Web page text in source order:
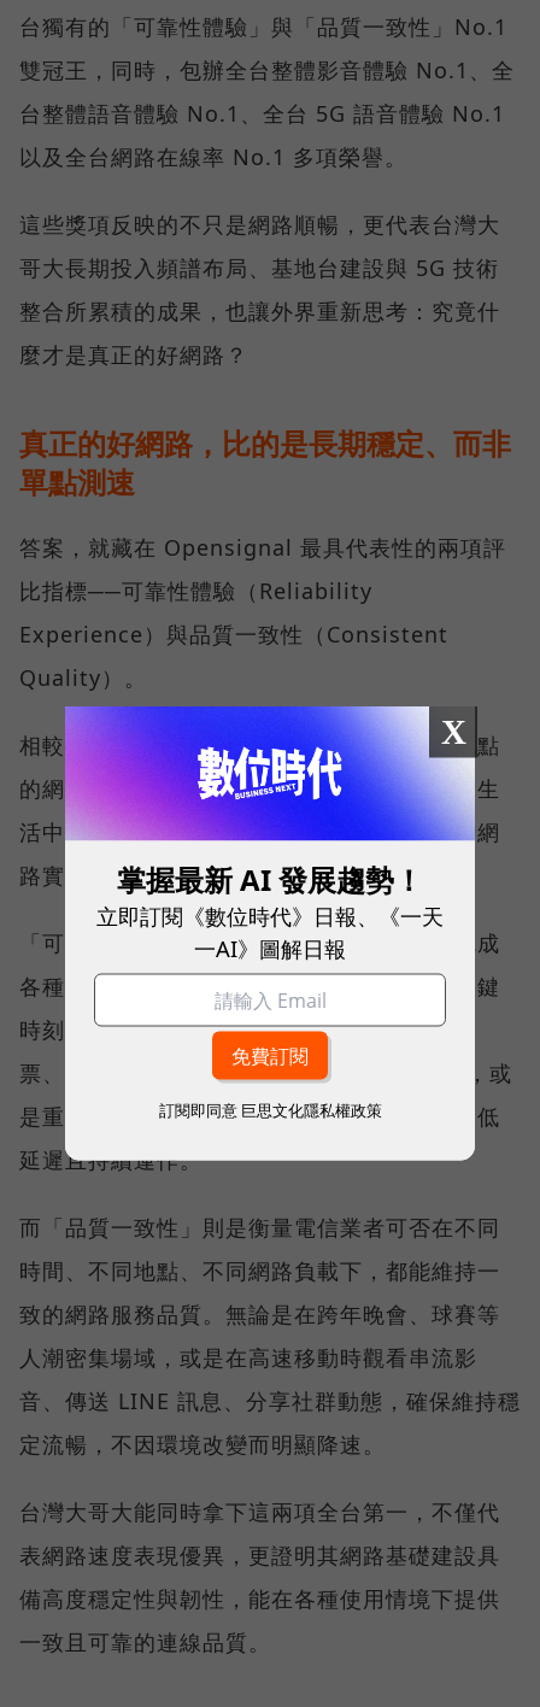
台獨有的「可靠性體驗」與「品質一致性」No.1
雙冠王，同時，包辦全台整體影音體驗 No.1、全
台整體語音體驗 No.1、全台 5G 語音體驗 No.1
以及全台網路在線率 No.1 多項榮譽。
這些獎項反映的不只是網路順暢，更代表台灣大
哥大長期投入頻譜布局、基地台建設與 5G 技術
整合所累積的成果，也讓外界重新思考：究竟什
麼才是真正的好網路？
真正的好網路，比的是長期穩定、而非
單點測速
答案，就藏在 Opensignal 最具代表性的兩項評
比指標──可靠性體驗（Reliability
Experience）與品質一致性（Consistent
Quality）。
相較於傳統下載速度只反映單一時間、單一地點
的網路表現，這兩項指標更重視使用者在真實生
活中的整體體驗，因此也是最能反映電信業者網
路實力、最難取得的獎項。
「可靠性體驗」衡量的是使用者是否能順利完成
各種數位應用，因此，考驗的是網路服務在關鍵
時刻不中斷的能力。例如，搶購熱門演唱會門
票、秒殺限量商品、超商結帳掃描 QR Code，或
是重要的線上會議，都需要網路能即時回應、低
延遲且持續運作。
而「品質一致性」則是衡量電信業者可否在不同
時間、不同地點、不同網路負載下，都能維持一
致的網路服務品質。無論是在跨年晚會、球賽等
人潮密集場域，或是在高速移動時觀看串流影
音、傳送 LINE 訊息、分享社群動態，確保維持穩
定流暢，不因環境改變而明顯降速。
台灣大哥大能同時拿下這兩項全台第一，不僅代
表網路速度表現優異，更證明其網路基礎建設具
備高度穩定性與韌性，能在各種使用情境下提供
一致且可靠的連線品質。
X
掌握最新 AI 發展趨勢！
立即訂閱《數位時代》日報、《一天
一AI》圖解日報
訂閱即同意 巨思文化隱私權政策